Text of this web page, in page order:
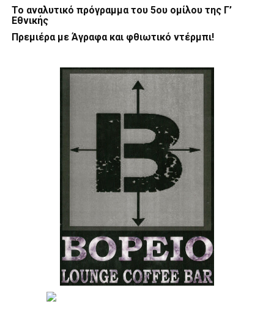
Το αναλυτικό πρόγραμμα του 5ου ομίλου της Γ’
Εθνικής
Πρεμιέρα με Άγραφα και φθιωτικό ντέρμπι!